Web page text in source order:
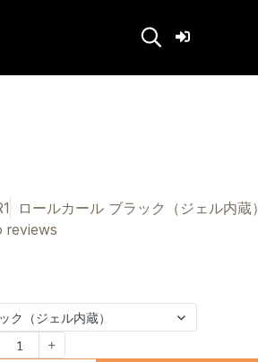
ログイン
ロールカール ブラック（ジェル内蔵）
reviews
ク（ジェル内蔵）